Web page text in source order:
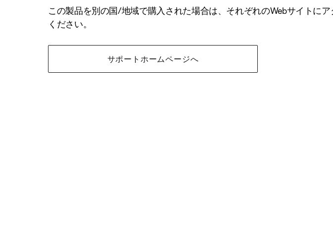
この製品を別の国/地域で購入された場合は、それぞれのWebサイトに
ください。
サポートホームページへ